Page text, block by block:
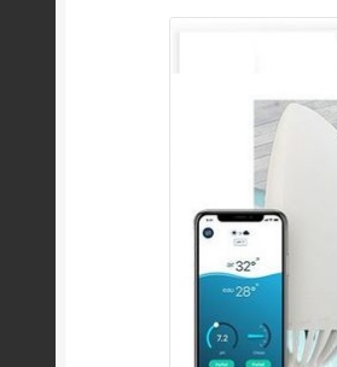
Vendeur Dashboard